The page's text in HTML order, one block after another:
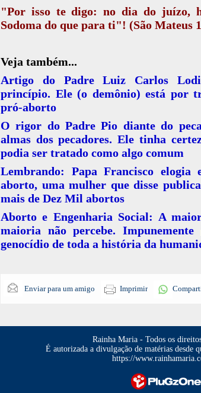
"Por isso te digo: no dia do juízo,
Sodoma do que para ti"! (São Mateus
Veja também...
Artigo do Padre Luiz Carlos
princípio. Ele (o demônio) está por
pró-aborto
O rigor do Padre Pio diante do
almas dos pecadores. Ele tinha
podia ser tratado como algo comum
Lembrando: Papa Francisco
aborto, uma mulher que disse
mais de Dez Mil abortos
Aborto e Engenharia Social: A
maioria não percebe.
genocídio de toda a história da
Enviar para um amigo Imprimir
Rainha Maria - Todos os
É autorizada a divulgação de matérias desde
https://